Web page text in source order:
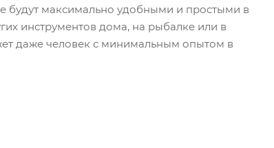
будут максимально удобными и простыми в
инструментов дома, на рыбалке или в
даже человек с минимальным опытом в